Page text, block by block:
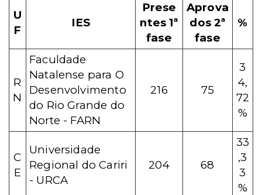
U
F
IES
Prese
ntes 1ª
fase
Aprova
dos 2ª
fase
%
R
N
Faculdade
Natalense para O
Desenvolvimento
do Rio Grande do
Norte - FARN
216 75
3
4,
72
%
C
E
Universidade
Regional do Cariri
- URCA
204 68
33
,3
3
%